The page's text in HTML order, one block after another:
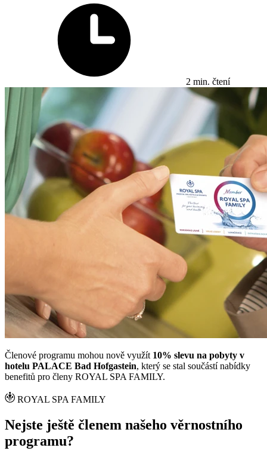
2 min. čtení
Členové programu mohou nově využít 10% slevu na pobyty v
hotelu PALACE Bad Hofgastein, který se stal součástí nabídky
benefitů pro členy ROYAL SPA FAMILY.
ROYAL SPA FAMILY
Nejste ještě členem našeho věrnostního
programu?